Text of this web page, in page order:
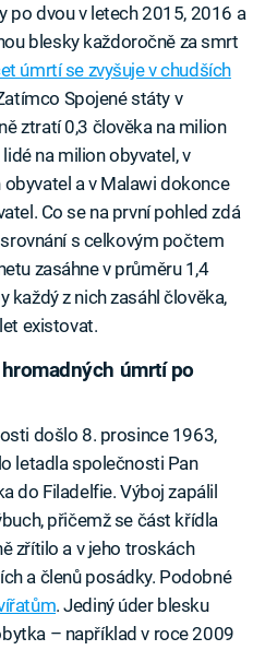
po dvou v letech 2015, 2016 a
blesky každoročně za smrt
úmrtí se zvyšuje v chudších
Spojené státy v
ztratí 0,3 člověka na milion
na milion obyvatel, v
a v Malawi dokonce
Co se na první pohled zdá
s celkovým počtem
zasáhne v průměru 1,4
každý z nich zasáhl člověka,
existovat.
úmrtí po
došlo 8. prosince 1963,
letadla společnosti Pan
do Filadelfie. Výboj zapálil
přičemž se část křídla
zřítilo a v jeho troskách
a členů posádky. Podobné
. Jediný úder blesku
– například v roce 2009